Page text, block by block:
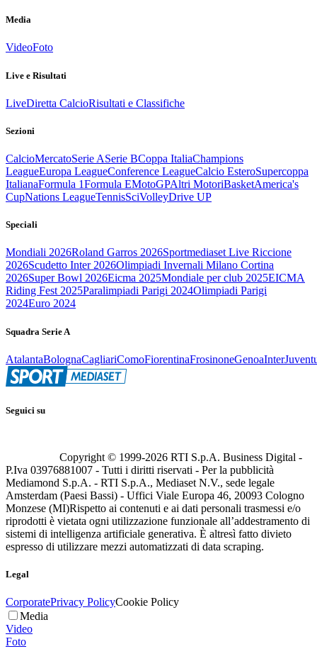
Media
VideoFoto
Live e Risultati
LiveDiretta CalcioRisultati e Classifiche
Sezioni
CalcioMercatoSerie ASerie BCoppa ItaliaChampions
LeagueEuropa LeagueConference LeagueCalcio EsteroSupercoppa
ItalianaFormula 1Formula EMotoGPAltri MotoriBasketAmerica's
CupNations LeagueTennisSciVolleyDrive UP
Speciali
Mondiali 2026Roland Garros 2026Sportmediaset Live Riccione
2026Scudetto Inter 2026Olimpiadi Invernali Milano Cortina
2026Super Bowl 2026Eicma 2025Mondiale per club 2025EICMA
Riding Fest 2025Paralimpiadi Parigi 2024Olimpiadi Parigi
2024Euro 2024
Squadra Serie A
AtalantaBolognaCagliariComoFiorentinaFrosinoneGenoaInter
Seguici su
Copyright © 1999-2026 RTI S.p.A. Business Digital -
P.Iva 03976881007 - Tutti i diritti riservati - Per la pubblicità
Mediamond S.p.A. - RTI S.p.A., Mediaset N.V., sede legale
Amsterdam (Paesi Bassi) - Uffici Viale Europa 46, 20093 Cologno
Monzese (MI)Rispetto ai contenuti e ai dati personali trasmessi e/o
riprodotti è vietata ogni utilizzazione funzionale all’addestramento di
sistemi di intelligenza artificiale generativa. È altresì fatto divieto
espresso di utilizzare mezzi automatizzati di data scraping.
Legal
CorporatePrivacy PolicyCookie Policy
Media
Video
Foto